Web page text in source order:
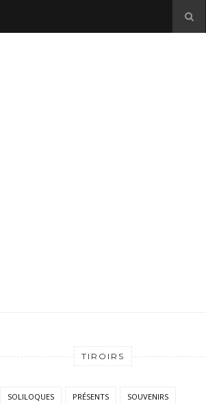
TIROIRS
SOLILOQUES PRÉSENTS SOUVENIRS